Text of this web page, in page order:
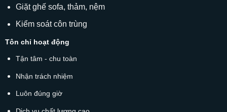
Giặt ghế sofa, thảm, nệm
Kiểm soát côn trùng
Tôn chỉ hoạt động
Tận tâm - chu toàn
Nhận trách nhiệm
Luôn đúng giờ